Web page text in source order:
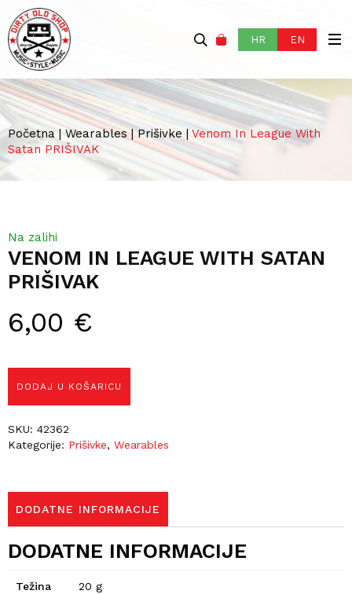
HR EN
Početna | Wearables |Prišivke | Venom In League With
Satan PRIŠIVAK
VENOM IN LEAGUE WITH SATAN
PRIŠIVAK
6,00 €
Na zalihi
DODAJ U KOŠARICU
SKU: 42362
Kategorije: Prišivke, Wearables
DODATNE INFORMACIJE
DODATNE INFORMACIJE
Težina 20 g